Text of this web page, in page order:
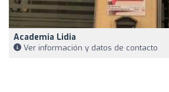
Academia Lidia
Ver información y datos de contacto